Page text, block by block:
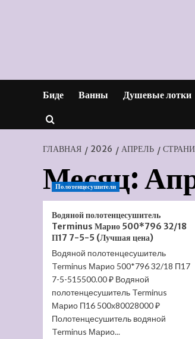
Биде Ванны Душевые лотки
ГЛАВНАЯ 2026 АПРЕЛЬ
Месяц:
Полотенцесушители
Водяной полотенцесушитель
Terminus Марио 500*796 32/18
П17 7-5-5 (Лучшая цена)
Водяной полотенцесушитель
Terminus Марио 500*796 32/18 П17
7-5-515500.00 ₽ Водяной
полотенцесушитель Terminus
Марио П16 500х80028000 ₽
Полотенцесушитель водяной
Terminus Марио...